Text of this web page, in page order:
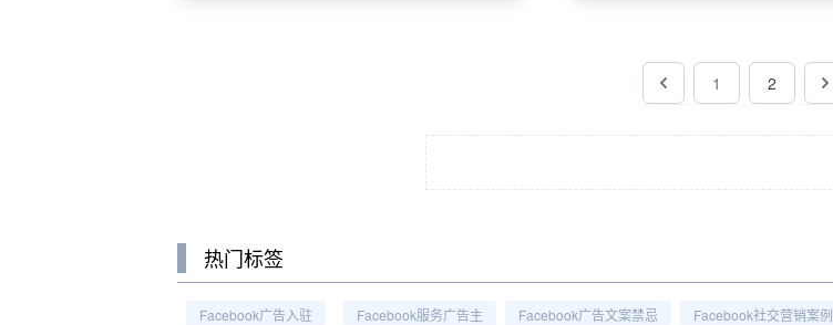
1 2
热门标签
Facebook广告入驻 Facebook服务广告主 Facebook广告文案禁忌 Facebook社交营销案例